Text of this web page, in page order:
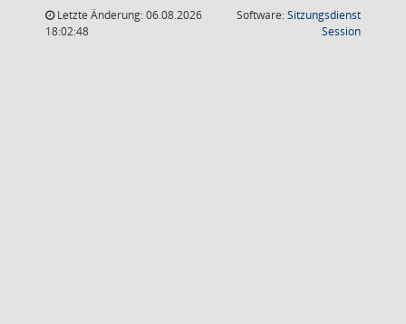
Letzte Änderung: 06.08.2026
18:02:48
Software:Sitzungsdienst
Session(Wird in